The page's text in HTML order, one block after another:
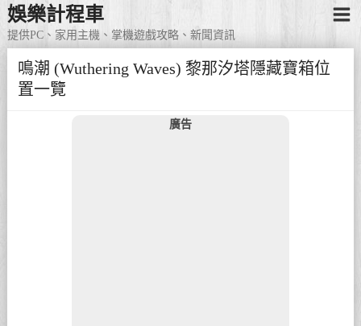
娛樂計程車
提供PC、家用主機、掌機遊戲攻略、新聞資訊
鳴潮 (Wuthering Waves) 黎那汐塔隱藏寶箱位
置一覽
廣告